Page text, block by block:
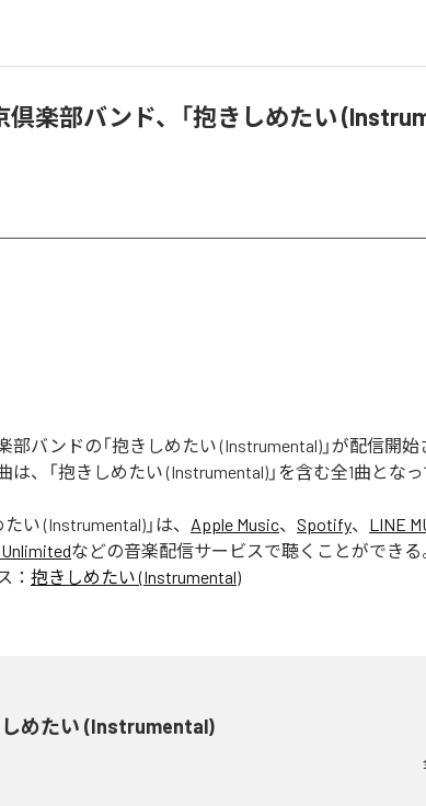
倶楽部バンド、「抱きしめたい
部バンドの「抱きしめたい (Instrumental)」が配信開
は、「抱きしめたい (Instrumental)」を含む全1曲となっ
い (Instrumental) 」は、 Apple Music、 Spotify、 LINE
などの音楽配信サービスで聴くことができる
： 抱きしめたい (Instrumental)
めたい (Instrumental)